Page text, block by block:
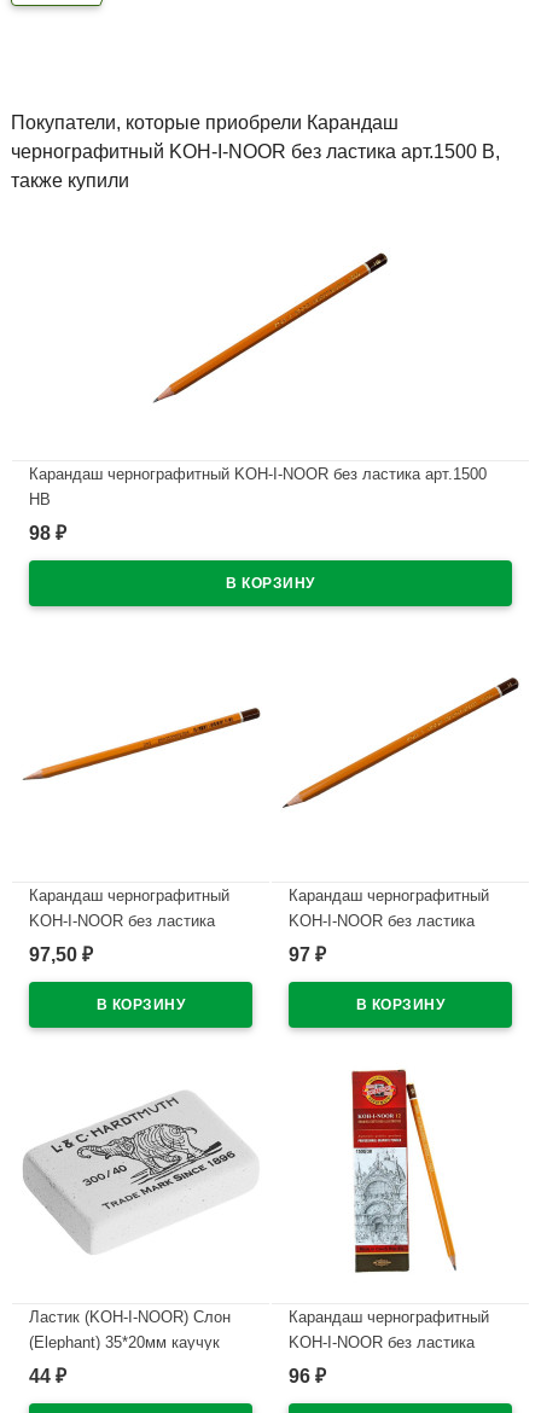
Покупатели, которые приобрели Карандаш
чернографитный KOH-I-NOOR без ластика арт.1500 В,
также купили
Карандаш чернографитный KOH-I-NOOR без ластика арт.1500
НВ
В наличии
98 ₽
Карандаш чернографитный
KOH-I-NOOR без ластика
арт.1500 2В
97,50 ₽
Карандаш чернографитный
KOH-I-NOOR без ластика
арт.1500 Н
97 ₽
Ластик (KOH-I-NOOR) Слон
(Elephant) 35*20мм каучук
арт.300/40-48
44 ₽
Карандаш чернографитный
KOH-I-NOOR без ластика
арт.1500 3В
96 ₽